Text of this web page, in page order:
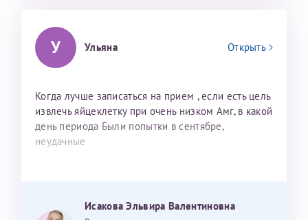
У Ульяна Открыть
Когда лучше записаться на прием , если есть цель
извлечь яйцеклетку при очень низком Амг, в какой
день периода Были попытки в сентябре,
неудачные
Исакова Эльвира Валентиновна